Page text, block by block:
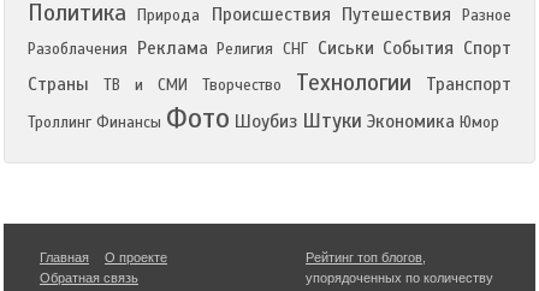
Политика Природа Происшествия Путешествия
Разное
Разоблачения
Реклама Религия СНГ Сиськи События Спорт
Страны
ТВ и СМИ Творчество Технологии Транспорт
Троллинг Финансы Фото Шоубиз Штуки Экономика Юмор
Главная
О проекте
Обратная связь
Рейтинг топ блогов
упорядоченных по количеству